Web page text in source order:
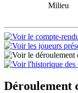
Milieu
Déroulement